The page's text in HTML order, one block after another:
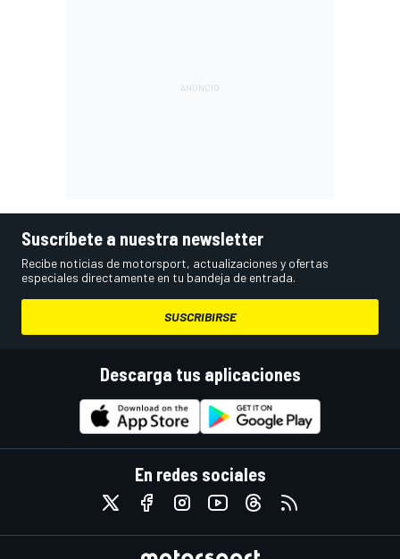
Suscríbete a nuestra newsletter
Recibe noticias de motorsport, actualizaciones y ofertas
especiales directamente en tu bandeja de entrada.
SUSCRIBIRSE
Descarga tus aplicaciones
En redes sociales